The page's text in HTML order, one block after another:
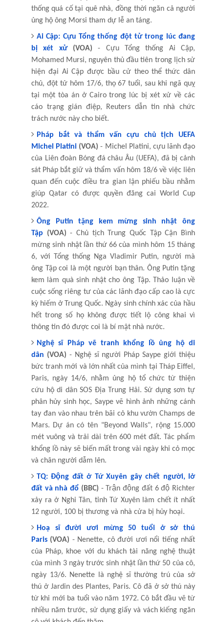
thống quá cố tại quê nhà, đồng thời ngăn cả người
ủng hộ ông Morsi tham dự lễ an táng.
Ai Cập: Cựu Tổng thống đột tử trong lúc đang
bị xét xử(VOA) - Cựu Tổng thống Ai Cập,
Mohamed Mursi, nguyên thủ đầu tiên trong lịch sử
hiện đại Ai Cập được bầu cử theo thể thức dân
chủ, đột tử hôm 17/6, thọ 67 tuổi, sau khi ngã quỵ
tại một tòa án ở Cairo trong lúc bị xét xử về các
cáo trạng gián điệp, Reuters dẫn tin nhà chức
trách nước này cho biết.
Pháp bắt và thẩm vấn cựu chủ tịch UEFA
Michel Platini (VOA) - Michel Platini, cựu lãnh đạo
của Liên đoàn Bóng đá châu Âu (UEFA), đã bị cảnh
sát Pháp bắt giữ và thẩm vấn hôm 18/6 về việc liên
quan đến cuộc điều tra gian lận phiếu bầu nhằm
giúp Qatar có được quyền đăng cai World Cup
2022.
Ông Putin tặng kem mừng sinh nhật ông
Tập (VOA) - Chủ tịch Trung Quốc Tập Cận Bình
mừng sinh nhật lần thứ 66 của mình hôm 15 tháng
6, với Tổng thống Nga Vladimir Putin, người mà
ông Tập coi là một người bạn thân. Ông Putin tặng
kem làm quà sinh nhật cho ông Tập. Thảo luận về
cuộc sống riêng tư của các lãnh đạo cấp cao là cực
kỳ hiếm ở Trung Quốc. Ngày sinh chính xác của hầu
hết trong số họ không được tiết lộ công khai vì
thông tin đó được coi là bí mật nhà nước.
Nghệ sĩ Pháp vẽ tranh khổng lồ ủng hộ di
dân (VOA) - Nghệ sĩ người Pháp Saype giới thiệu
bức tranh mới và lớn nhất của mình tại Tháp Eiffel,
Paris, ngày 14/6, nhằm ủng hộ tổ chức từ thiện
cứu hộ di dân SOS Địa Trung Hải. Sử dụng sơn tự
phân hủy sinh học, Saype vẽ hình ảnh những cánh
tay đan vào nhau trên bãi cỏ khu vườn Champs de
Mars. Dự án có tên "Beyond Walls", rộng 15.000
mét vuông và trải dài trên 600 mét đất. Tác phẩm
khổng lồ này sẽ biến mất trong vài ngày khi cỏ mọc
và chân người dẫm lên.
TQ: Động đất ở Tứ Xuyên gây chết người, lở
đất và nhà đổ (BBC) - Trận động đất 6 độ Richter
xảy ra ở Nghi Tân, tỉnh Tứ Xuyên làm chết ít nhất
12 người, 100 bị thương và nhà cửa bị hủy hoại.
Hoạ sĩ đười ươi mừng 50 tuổi ở sở thú
Paris(VOA) - Nenette, cô đười ươi nổi tiếng nhất
của Pháp, khoe với du khách tài năng nghệ thuật
của mình 3 ngày trước sinh nhật lần thứ 50 của cô,
ngày 13/6. Nenette là nghệ sĩ thường trú của sở
thú ở Jardin des Plantes, Paris. Cô đã ở sở thú này
từ khi mới ba tuổi vào năm 1972. Cô bắt đầu vẽ từ
nhiều năm trước, sử dụng giấy và vách kiếng ngăn